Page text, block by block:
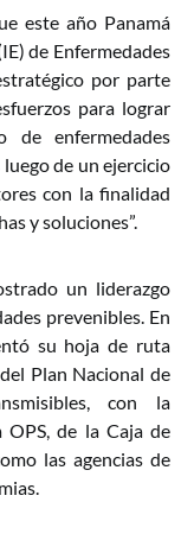
este año Panamá
de Enfermedades
por parte
para lograr
de enfermedades
de un ejercicio
con la finalidad
y soluciones”.
un liderazgo
prevenibles. En
su hoja de ruta
Plan Nacional de
con la
de la Caja de
las agencias de